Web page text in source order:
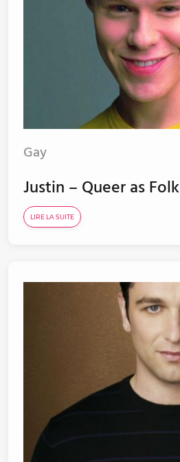
Gay
Justin – Queer as Folk
LIRE LA SUITE